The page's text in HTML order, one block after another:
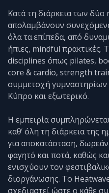
Κατά τη διάρκεια των
απολαμβάνουν
όλα τα επίπεδα, από
ήπιες, mindful πρακτικές.
disciplines όπως pilates,
core & cardio, strength
συμμετοχή
Κύπρο και εξωτερικό.
Η εμπειρία
καθ’ όλη τη διάρκεια
για αποκατάσταση,
φαγητό και ποτά, καθώς
ενισχύουν τον
διοργάνωσης. Το
σχεδιαστεί ώστε ο κάθε